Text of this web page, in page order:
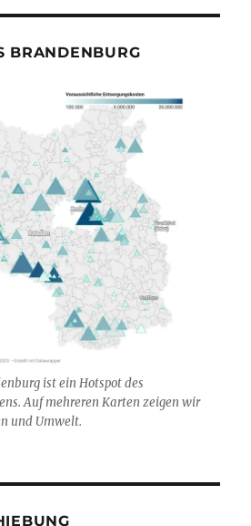
BRANDENBURG
ist ein Hotspot des
Auf mehreren Karten zeigen wir
und Umwelt.